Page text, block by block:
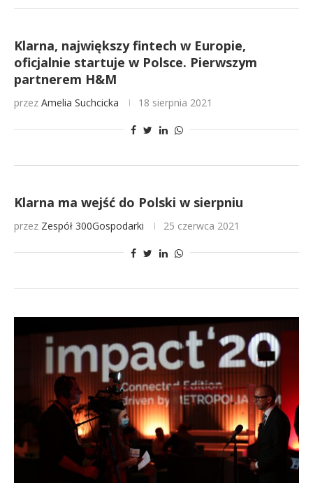
Klarna, największy fintech w Europie,
oficjalnie startuje w Polsce. Pierwszym
partnerem H&M
przez Amelia Suchcicka 18 sierpnia 2021
Klarna ma wejść do Polski w sierpniu
przez Zespół 300Gospodarki 25 czerwca 2021